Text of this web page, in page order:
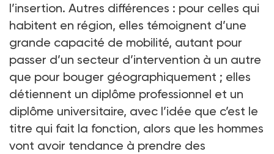
l’insertion. Autres différences : pour celles qui
habitent en région, elles témoignent d’une
grande capacité de mobilité, autant pour
passer d’un secteur d’intervention à un autre
que pour bouger géographiquement ; elles
détiennent un diplôme professionnel et un
diplôme universitaire, avec l’idée que c’est le
titre qui fait la fonction, alors que les hommes
vont avoir tendance à prendre des